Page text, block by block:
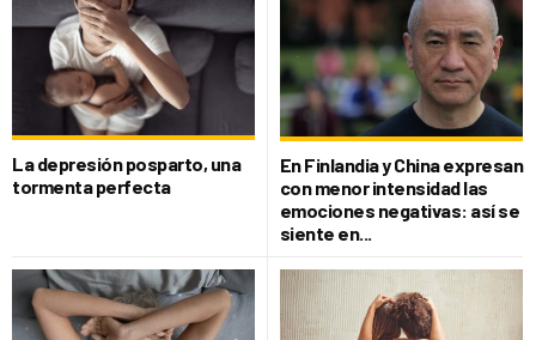
La depresión posparto, una
tormenta perfecta
En Finlandia y China expresan
con menor intensidad las
emociones negativas: así se
siente en...